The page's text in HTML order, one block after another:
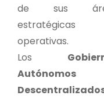
de sus
operativas.
Los
Autónomos